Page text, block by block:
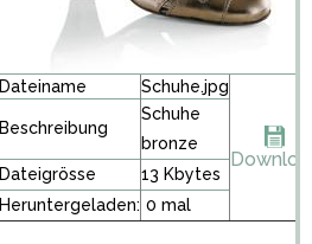
Dateiname Schuhe.jpg
Beschreibung
Schuhe
bronze
Dateigrösse
13 Kbytes
Heruntergeladen: 0 mal